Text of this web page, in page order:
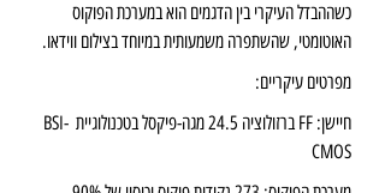
כשההבדל העיקרי בין הדגמים הוא במערכת הפוקוס
האוטומטי, שהשתפרה משמעותית במיוחד בצילום ווידאו.
מפרטים עיקריים:
חיישן: FF ברזולוציה 24.5 מגה-פיקסל בטכנולוגיית  BSI-
CMOS